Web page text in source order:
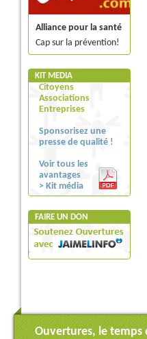
Alliance pour la santé
Cap sur la prévention!
KIT MEDIA
Citoyens
Associations
Entreprises
Sponsorisez une
presse de qualité !
Voir tous les
avantages
> Kit média
FAIRE UN DON
Ouvertures, le temps